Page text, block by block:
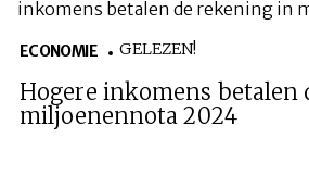
ECONOMIE GELEZEN!
Hogere inkomens betalen
miljoenennota 2024